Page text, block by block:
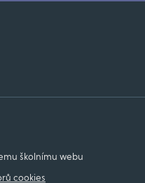
cookies
školnímu webu